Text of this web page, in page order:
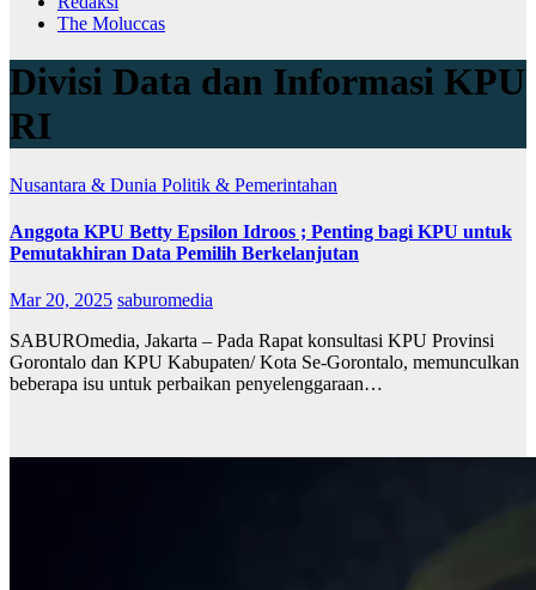
The Moluccas
Divisi Data dan Informasi KPU
RI
Nusantara & Dunia Politik & Pemerintahan
Anggota KPU Betty Epsilon Idroos ; Penting bagi KPU untuk
Pemutakhiran Data Pemilih Berkelanjutan
Mar 20, 2025 saburomedia
SABUROmedia, Jakarta – Pada Rapat konsultasi KPU Provinsi
Gorontalo dan KPU Kabupaten/ Kota Se-Gorontalo, memunculkan
beberapa isu untuk perbaikan penyelenggaraan…